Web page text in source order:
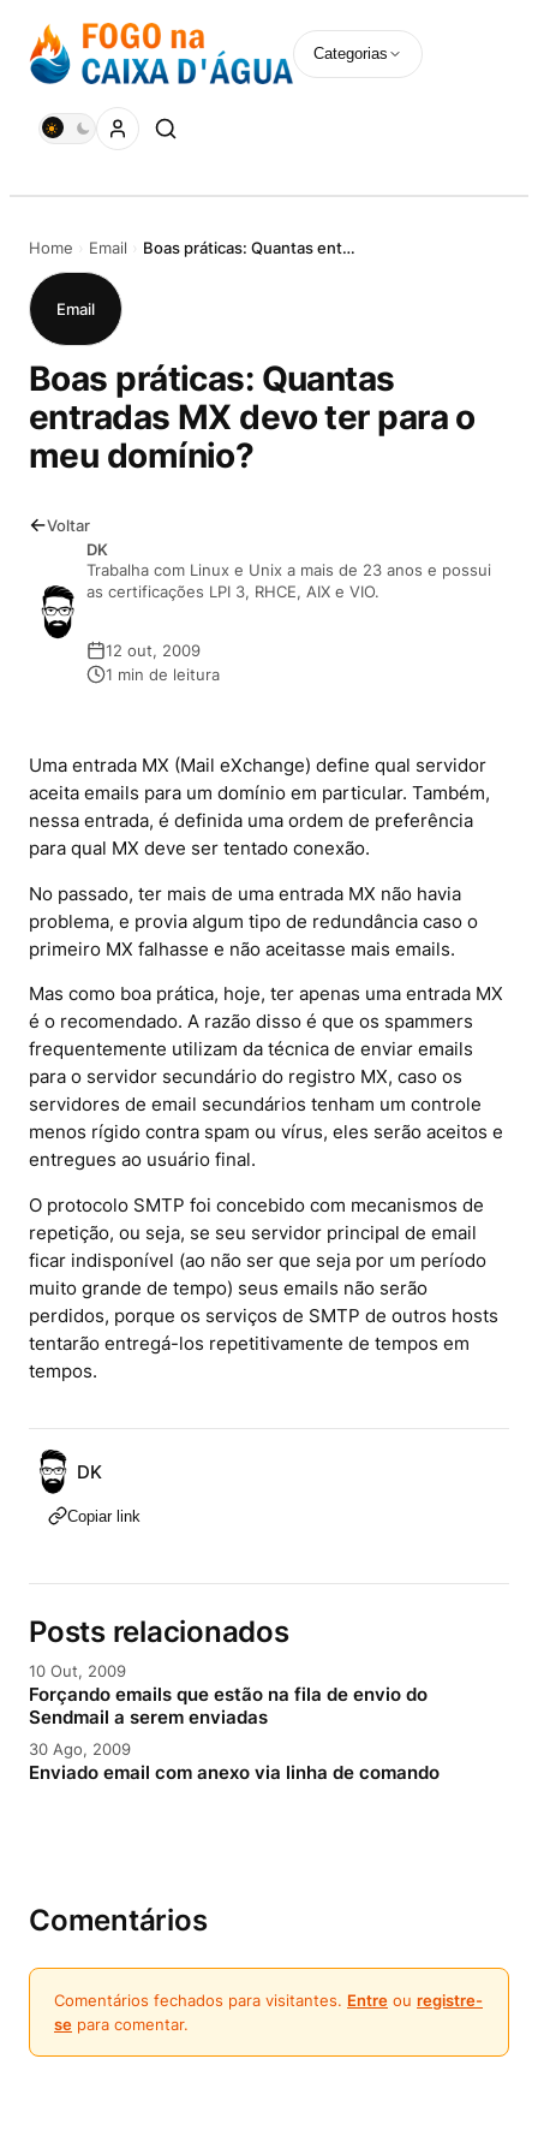
Pular
para
Categorias
Home Email Boas práticas: Quantas entradas MX devo ter para o meu domínio?
Email
Boas práticas: Quantas
entradas MX devo ter para o
meu domínio?
DK
Trabalha com Linux e Unix a mais de 23 anos e possui
as certificações LPI 3, RHCE, AIX e VIO.
12 out, 2009
1 min de leitura
Voltar
Uma entrada MX (Mail eXchange) define qual servidor
aceita emails para um domínio em particular. Também,
nessa entrada, é definida uma ordem de preferência
para qual MX deve ser tentado conexão.
No passado, ter mais de uma entrada MX não havia
problema, e provia algum tipo de redundância caso o
primeiro MX falhasse e não aceitasse mais emails.
Mas como boa prática, hoje, ter apenas uma entrada MX
é o recomendado. A razão disso é que os spammers
frequentemente utilizam da técnica de enviar emails
para o servidor secundário do registro MX, caso os
servidores de email secundários tenham um controle
menos rígido contra spam ou vírus, eles serão aceitos e
entregues ao usuário final.
O protocolo SMTP foi concebido com mecanismos de
repetição, ou seja, se seu servidor principal de email
ficar indisponível (ao não ser que seja por um período
muito grande de tempo) seus emails não serão
perdidos, porque os serviços de SMTP de outros hosts
tentarão entregá-los repetitivamente de tempos em
tempos.
DK
Copiar link
Posts relacionados
10 Out, 2009
Forçando emails que estão na fila de envio do
Sendmail a serem enviadas
30 Ago, 2009
Enviado email com anexo via linha de comando
Comentários
Comentários fechados para visitantes. Entre ou registre-
se para comentar.